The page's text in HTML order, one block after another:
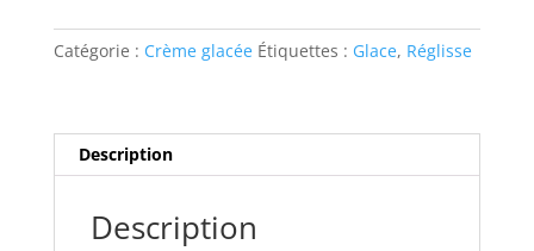
Réglisse
Catégorie : Crème glacée Étiquettes : Glace, Réglisse
Description
Description